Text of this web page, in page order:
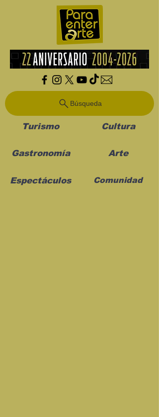
Búsqueda
Turismo Cultura
Gastronomía Arte
Espectáculos Comunidad